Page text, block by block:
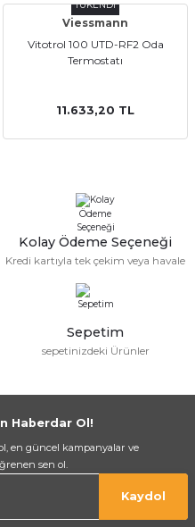
TÜKENDİ
Viessmann
Vitotrol 100 UTD-RF2 Oda
Termostatı
11.633,20 TL
Kolay Ödeme Seçeneği
Kredi kartıyla tek çekim veya havale
Sepetim
sepetinizdeki Ürünler
Haberdar Ol!
en güncel kampanyalar ve
sen ol.
Kaydol